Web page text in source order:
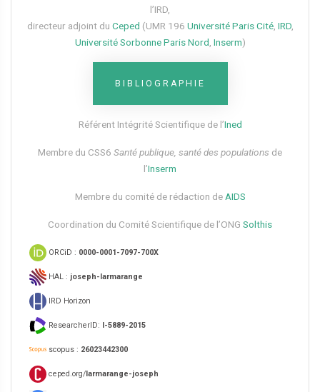
l’IRD,
directeur adjoint du Ceped (UMR 196 Université Paris Cité, IRD,
Université Sorbonne Paris Nord Inserm)
BIBLIOGRAPHIE
Référent Intégrité Scientifique de l’Ined
Membre du CSS6​ Santé publique, santé des populations de
l’Inserm
Membre du comité de rédaction de AIDS
Coordination du Comité Scientifique de l’ONG Solthis
ORCiD : 0000-0001-7097-700X
HAL : joseph-larmarange
IRD Horizon
ResearcherID: I-5889-2015
scopus : 26023442300
ceped.org/larmarange-joseph